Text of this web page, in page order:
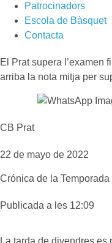
Patrocinadors
Escola de Bàsquet
Contacta
El Prat supera l’examen
arriba la nota mitja per
CB Prat
22 de mayo de 2022
Crónica de la
Publicada a les 12:09
La tarda de divendres